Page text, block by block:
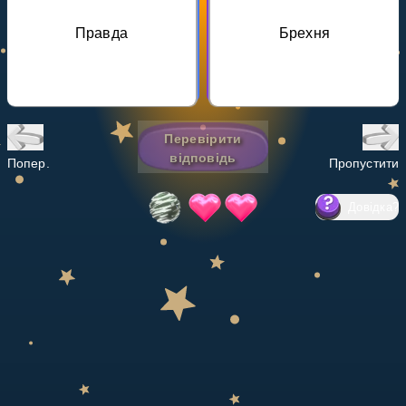
НАВЧАЛЬНИЙ ПЛАН
Правда Брехня
Попер.
Перевірити
відповідь
Пропустити
?